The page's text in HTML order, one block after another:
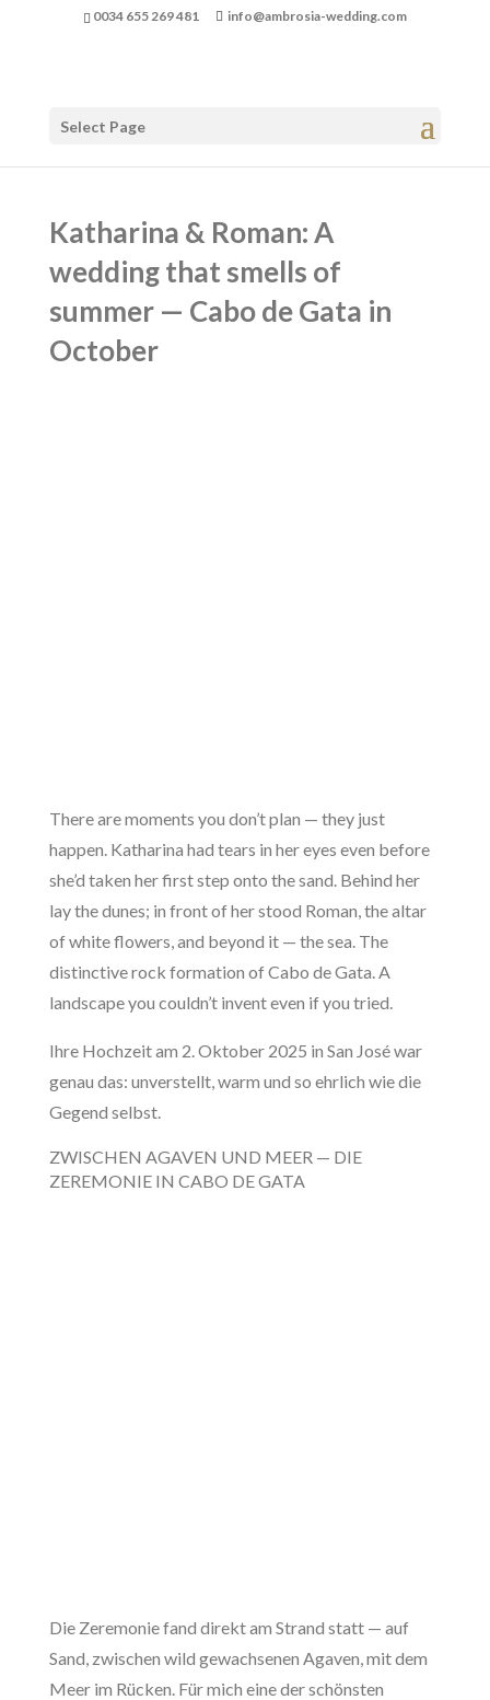
0034 655 269 481 info@ambrosia-wedding.com
Select Page
Katharina & Roman: A
wedding that smells of
summer — Cabo de Gata in
October
There are moments you don’t plan — they just
happen. Katharina had tears in her eyes even before
she’d taken her first step onto the sand. Behind her
lay the dunes; in front of her stood Roman, the altar
of white flowers, and beyond it — the sea. The
distinctive rock formation of Cabo de Gata. A
landscape you couldn’t invent even if you tried.
Ihre Hochzeit am 2. Oktober 2025 in San José war
genau das: unverstellt, warm und so ehrlich wie die
Gegend selbst.
ZWISCHEN AGAVEN UND MEER — DIE
ZEREMONIE IN CABO DE GATA
Die Zeremonie fand direkt am Strand statt — auf
Sand, zwischen wild gewachsenen Agaven, mit dem
Meer im Rücken. Für mich eine der schönsten